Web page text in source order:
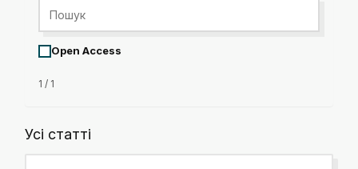
Open Access
1 / 1
Усі статті